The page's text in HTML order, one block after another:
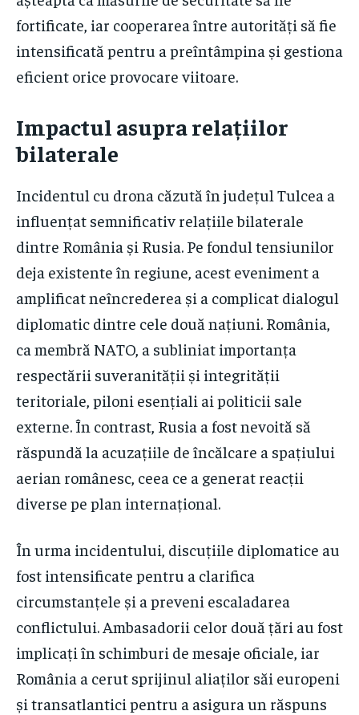
fortificate, iar cooperarea între autorități să fie
intensificată pentru a preîntâmpina și gestiona
eficient orice provocare viitoare.
Impactul asupra relațiilor
bilaterale
Incidentul cu drona căzută în județul Tulcea a
influențat semnificativ relațiile bilaterale
dintre România și Rusia. Pe fondul tensiunilor
deja existente în regiune, acest eveniment a
amplificat neîncrederea și a complicat dialogul
diplomatic dintre cele două națiuni. România,
ca membră NATO, a subliniat importanța
respectării suveranității și integrității
teritoriale, piloni esențiali ai politicii sale
externe. În contrast, Rusia a fost nevoită să
răspundă la acuzațiile de încălcare a spațiului
aerian românesc, ceea ce a generat reacții
diverse pe plan internațional.
În urma incidentului, discuțiile diplomatice au
fost intensificate pentru a clarifica
circumstanțele și a preveni escaladarea
conflictului. Ambasadorii celor două țări au fost
implicați în schimburi de mesaje oficiale, iar
România a cerut sprijinul aliaților săi europeni
și transatlantici pentru a asigura un răspuns